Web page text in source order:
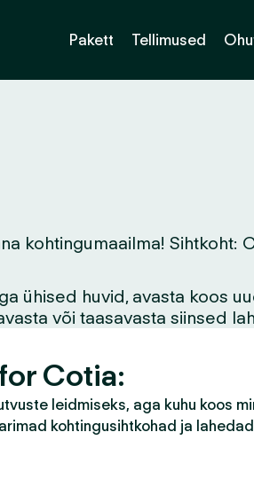
Pakett Tellimused
kohtingumaailma!
ühised huvid, avasta koos
või taasavasta siinsed
Cotia:
leidmiseks, aga kuhu koos
kohtingusihtkohad ja lahedad